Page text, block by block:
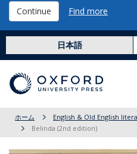
Continue Find more
日本語
ホーム English & Old English
Belinda (2nd edition)